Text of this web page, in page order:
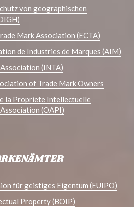
von geographischen
Mark Association (ECTA)
de Industries de Marques (AIM)
(INTA)
of Trade Mark Owners
la Propriete Intellectuelle
(OAPI)
für geistiges Eigentum (EUIPO)
Property (BOIP)